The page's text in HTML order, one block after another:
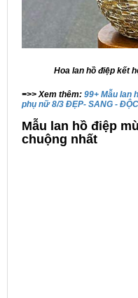
Hoa lan hồ điệp kết
=>> Xem thêm: 99+ Mẫu lan
phụ nữ 8/3 ĐẸP- SANG -
Mẫu lan hồ điệp
chuộng nhất